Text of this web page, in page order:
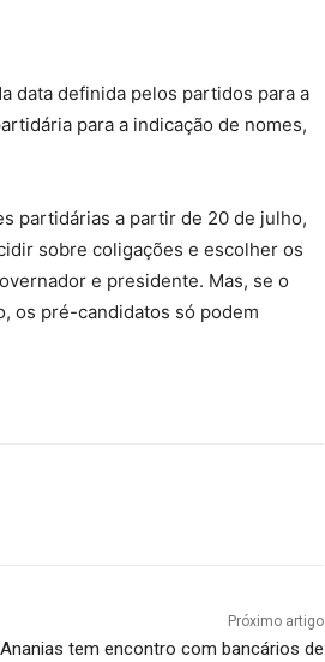
data definida pelos partidos para a
para a indicação de nomes,
partidárias a partir de 20 de julho,
sobre coligações e escolher os
e presidente. Mas, se o
os pré-candidatos só podem
Próximo artigo
tem encontro com bancários de